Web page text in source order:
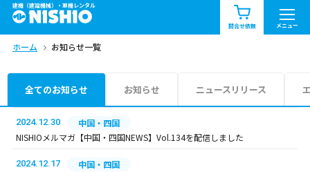
建機（建設機械）・重機レンタル
問合せ依頼 メニュー
商品一覧 お知らせ一覧
問合せ依頼リスト
エリア情報を見る
ホーム お知らせ一覧
全てのお知らせ お知らせ ニュースリリース
2024.12.30
中国・四国
NISHIOメルマガ【中国・四国NEWS】Vol.134を配信しました
2024.12.17
中国・四国